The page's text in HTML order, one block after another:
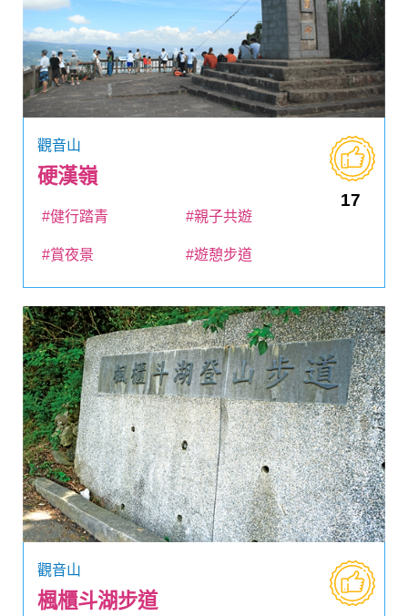
觀音山
硬漢嶺
17
#健行踏青 #親子共遊
#賞夜景 #遊憩步道
觀音山
楓櫃斗湖步道